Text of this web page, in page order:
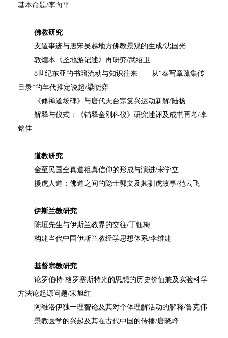
基本命题/李向平
佛教研究
支遁事迹与唐宋吴越地方佛教景观的生成/沈国光
敦煌本《圣地游记述》再研究/武绍卫
8世纪东亚的书籍流动与知识往来——从“奉写章疏集传
目录”的年代推定说起/梁晓弈
《修禅道场碑》与唐代天台宗复兴运动新解/陆扬
解释与仪式： 《销释金刚科仪》研究述评及成书再考/李
铭佳
道教研究
金至民国全真道祖真信仰的形成与演进/宋学立
援虎人道 ： 佛道之间的隐士郭文及其驯虎故事/范云飞
伊斯兰教研究
陈垣先生与伊斯兰教界的交往/丁钰梅
构建当代中国伊斯兰教经学思想体系/李维建
基督宗教研究
论罗伯特·格罗塞斯特光的思想的历史价值兼及实验科学
方法论起源问题/宋旭红
阿维洛伊独一理智论及其对个体理解活动的解释/鲁克伟
景教医学的兴起及其在古代中国的传播/唐晓峰